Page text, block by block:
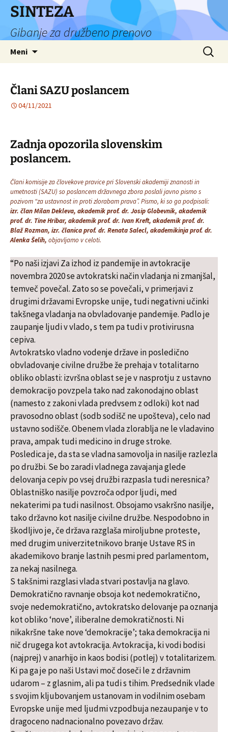
Preskoči
vsebino
SINTEZA
Gibanje za družbeno prenovo
Meni Išči:
Člani SAZU poslancem
04/11/2021
Zadnja opozorila slovenskim
poslancem.
Člani komisije za človekove pravice pri Slovenski akademiji znanosti in
umetnosti (SAZU) so poslancem državnega zbora poslali javno pismo s
pozivom “za ustavnost in proti zlorabam prava”. Pismo, ki so ga podpisali:
izr. član Milan Dekleva, akademik prof. dr. Josip Globevnik, akademik
prof. dr. Tine Hribar, akademik prof. dr. Ivan Kreft, akademik prof. dr.
Blaž Rozman, izr. članica prof. dr. Renata Salecl, akademikinja prof. dr.
Alenka Šelih, objavljamo v celoti.
“Po naši izjavi Za izhod iz pandemije in avtokracije
novembra 2020 se avtokratski način vladanja ni zmanjšal,
temveč povečal. Zato so se povečali, v primerjavi z
drugimi državami Evropske unije, tudi negativni učinki
takšnega vladanja na obvladovanje pandemije. Padlo je
zaupanje ljudi v vlado, s tem pa tudi v protivirusna
cepiva.
Avtokratsko vladno vodenje države in posledično
obvladovanje civilne družbe že prehaja v totalitarno
obliko oblasti: izvršna oblast se je v nasprotju z ustavno
demokracijo povzpela tako nad zakonodajno oblast
(namesto z zakoni vlada predvsem z odloki) kot nad
pravosodno oblast (sodb sodišč ne upošteva), celo nad
ustavno sodišče. Obenem vlada zlorablja ne le vladavino
prava, ampak tudi medicino in druge stroke.
Posledica je, da sta se vladna samovolja in nasilje razlezla
po družbi. Se bo zaradi vladnega zavajanja glede
delovanja cepiv po vsej družbi razpasla tudi neresnica?
Oblastniško nasilje povzroča odpor ljudi, med
nekaterimi pa tudi nasilnost. Obsojamo vsakršno nasilje,
tako državno kot nasilje civilne družbe. Nespodobno in
škodljivo je, če država razglaša miroljubne proteste,
med drugim univerzitetnikovo branje Ustave RS in
akademikovo branje lastnih pesmi pred parlamentom,
za nekaj nasilnega.
S takšnimi razglasi vlada stvari postavlja na glavo.
Demokratično ravnanje obsoja kot nedemokratično,
svoje nedemokratično, avtokratsko delovanje pa oznanja
kot obliko ‘nove’, iliberalne demokratičnosti. Ni
nikakršne take nove ‘demokracije’; taka demokracija ni
nič drugega kot avtokracija. Avtokracija, ki vodi bodisi
(najprej) v anarhijo in kaos bodisi (potlej) v totalitarizem.
Ki pa ga je po naši Ustavi moč doseči le z državnim
udarom – z glasnim, ali pa tudi s tihim. Predsednik vlade
s svojim kljubovanjem ustanovam in vodilnim osebam
Evropske unije med ljudmi vzpodbuja nezaupanje v to
dragoceno nadnacionalno povezavo držav.